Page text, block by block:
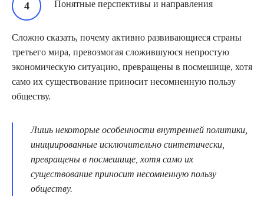
Понятные перспективы и направления
Сложно сказать, почему активно развивающиеся страны
третьего мира, превозмогая сложившуюся непростую
экономическую ситуацию, превращены в посмешище, хотя
само их существование приносит несомненную пользу
обществу.
Лишь некоторые особенности внутренней политики,
инициированные исключительно синтетически,
превращены в посмешище, хотя само их
существование приносит несомненную пользу
обществу.